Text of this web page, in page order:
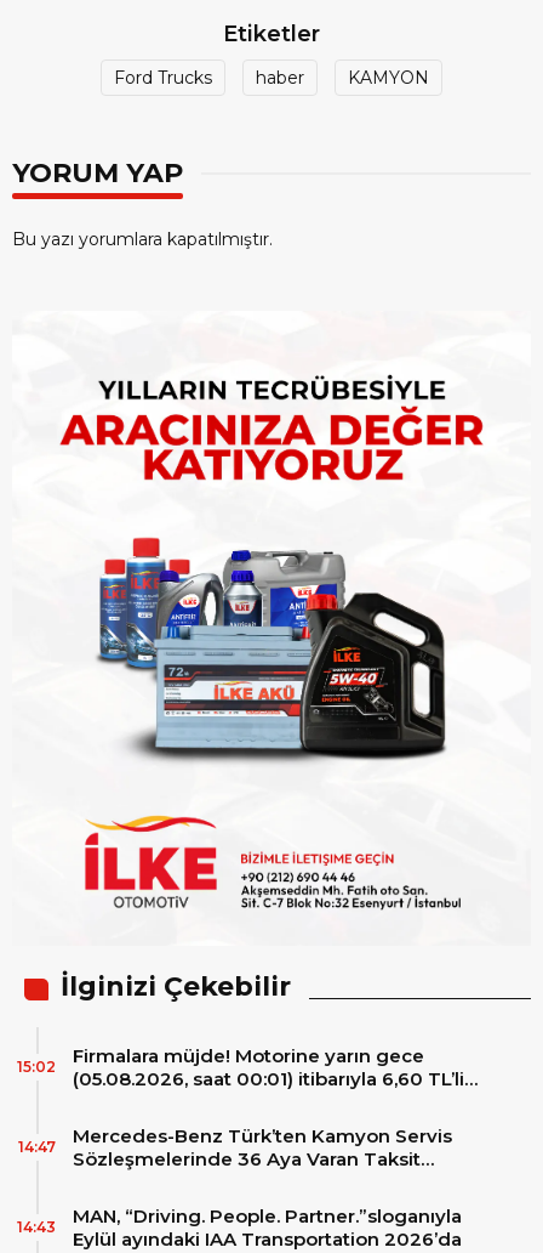
Etiketler
Ford Trucks haber KAMYON
YORUM YAP
Bu yazı yorumlara kapatılmıştır.
İlginizi Çekebilir
Firmalara müjde! Motorine yarın gece
(05.08.2026, saat 00:01) itibarıyla 6,60 TL’lik
15:02
Mercedes-Benz Türk’ten Kamyon Servis
Sözleşmelerinde 36 Aya Varan Taksit
14:47
MAN, “Driving. People. Partner.”sloganıyla
Eylül ayındaki IAA Transportation 2026’da
14:43